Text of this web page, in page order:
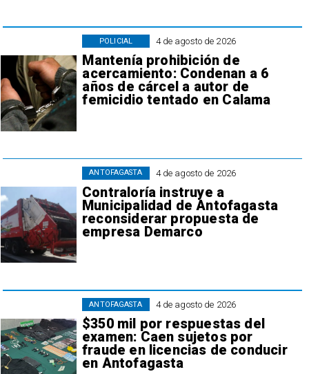
4 de agosto de 2026
Mantenía prohibición de
acercamiento: Condenan a 6
años de cárcel a autor de
femicidio tentado en Calama
POLICIAL
4 de agosto de 2026
Contraloría instruye a
Municipalidad de Antofagasta
reconsiderar propuesta de
empresa Demarco
ANTOFAGASTA
4 de agosto de 2026
$350 mil por respuestas del
examen: Caen sujetos por
fraude en licencias de conducir
en Antofagasta
ANTOFAGASTA